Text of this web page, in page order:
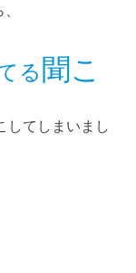
る聞こ
してしまいまし